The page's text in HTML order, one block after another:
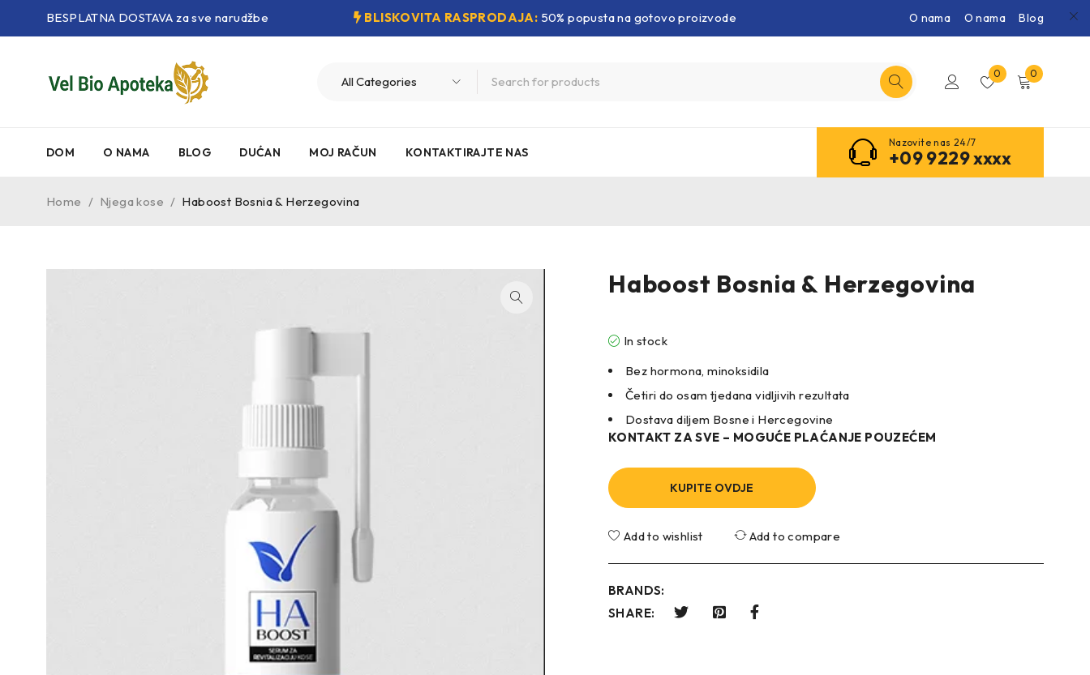
BESPLATNA DOSTAVA za sve narudžbe BLISKOVITA RASPRODAJA: 50% popusta na gotovo proizvode O nama O nama Blog
0 0
DOM O NAMA BLOG DUĆAN MOJ RAČUN KONTAKTIRAJTE NAS
Nazovite nas 24/7
+09 9229 xxxx
Home / Njega kose / Haboost Bosnia & Herzegovina
Haboost Bosnia & Herzegovina
In stock
Bez hormona, minoksidila
Četiri do osam tjedana vidljivih rezultata
Dostava diljem Bosne i Hercegovine
KONTAKT ZA SVE – MOGUĆE PLAĆANJE POUZEĆEM
KUPITE OVDJE
Add to wishlist Add to compare
BRANDS:
SHARE: